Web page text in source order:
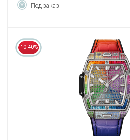
Под заказ
10-40%